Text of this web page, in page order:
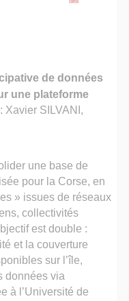
de données
une plateforme
Xavier SILVANI,
une base de
pour la Corse, en
» issues de réseaux
collectivités
est double :
et la couverture
sur l’île,
données via
à l’Université de